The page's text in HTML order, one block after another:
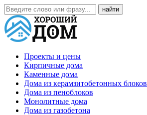
Проекты и цены
Кирпичные дома
Каменные дома
Дома из керамзитобетонных блоков
Дома из пеноблоков
Монолитные дома
Дома из газобетона